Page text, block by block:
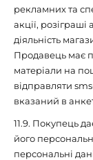
рекламних та
акції,
діяльність
Продавець має
матеріали на
відправляти
вказаний в
11.9. Покупець
його
персональні